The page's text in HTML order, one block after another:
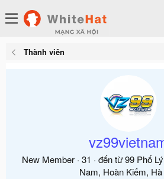
Thành viên
New Member · 31 · đến từ99 Phố
Nam, Hoàn Kiếm,